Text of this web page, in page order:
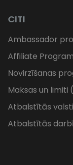
CITI
Ambassador
Affiliate Program
Novirzīšanas
Maksas un limiti
Atbalstītās
Atbalstītās